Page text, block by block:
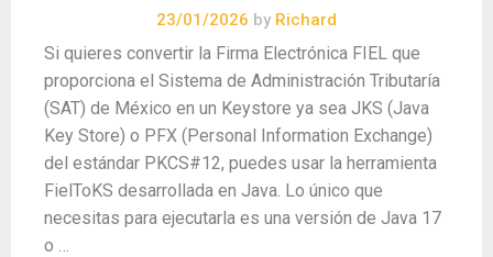
23/01/2026 by Richard
Si quieres convertir la Firma Electrónica FIEL que
proporciona el Sistema de Administración Tributaría
(SAT) de México en un Keystore ya sea JKS (Java
Key Store) o PFX (Personal Information Exchange)
del estándar PKCS#12, puedes usar la herramienta
FielToKS desarrollada en Java. Lo único que
necesitas para ejecutarla es una versión de Java 17
o …